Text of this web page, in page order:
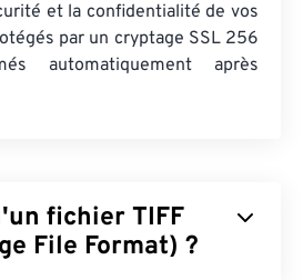
et la confidentialité de vos
par un cryptage SSL 256
automatiquement après
fichier TIFF
File Format) ?